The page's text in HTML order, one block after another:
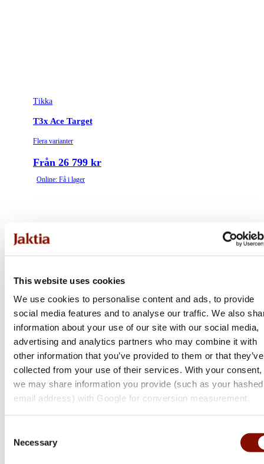
This website uses cookies
We use cookies to personalise content and ads, to provide
social media features and to analyse our traffic. We also
information about your use of our site with our social media,
advertising and analytics partners who may combine it with
other information that you’ve provided to them or that they’ve
collected from your use of their services. With your consent,
we may share information you provide (such as your hashed
email address) with Google for conversion measurement.
Selection
Necessary
Tikka
T3x Ace Target
Flera varianter
Från 26 799 kr
Online: Få i lager
Sako